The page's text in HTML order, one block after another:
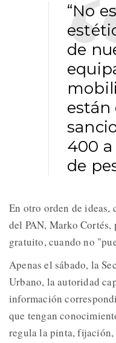
“No
de
están
400
de
En otro orden de
del PAN, Marko
gratuito, cuando no
Apenas el sábado, la
Urbano, la autoridad
información
que tengan
regula la pinta,